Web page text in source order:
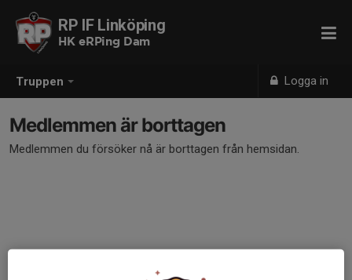
Truppen Logga in
RP IF Linköping
HK eRPing Dam
Medlemmen är borttagen
Medlemmen du försöker nå är borttagen från hemsidan.